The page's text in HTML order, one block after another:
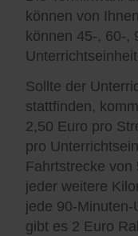
können von
können 45-, 60-,
Sollte der
stattfinden,
2,50 Euro pro
pro
Fahrtstrecke
jeder weitere
jede 90-
gibt es 2 Euro